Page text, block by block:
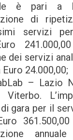
è pari a
di
servizi
dei servizi
24.000,00;
– Lazio
gara per il